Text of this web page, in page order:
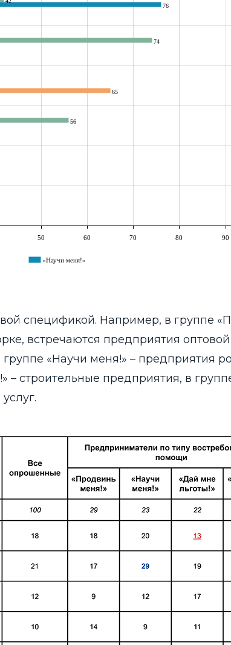
спецификой. Например, в группе
встречаются предприятия оптовой
группе «Научи меня!» – предприятия
– строительные предприятия, в